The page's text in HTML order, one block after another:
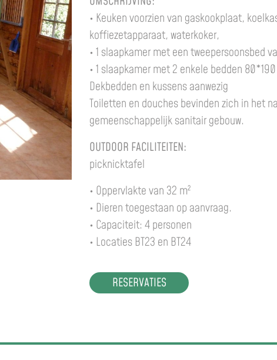
• Keuken voorzien van gaskookplaat,
koffiezetapparaat, waterkoker,
• 1 slaapkamer met een tweepersoonsbed
• 1 slaapkamer met 2 enkele bedden 80*190
Dekbedden en kussens aanwezig
Toiletten en douches bevinden zich in het
gemeenschappelijk sanitair gebouw.
OUTDOOR FACILITEITEN:
picknicktafel
• Oppervlakte van 32 m²
• Dieren toegestaan op aanvraag.
• Capaciteit: 4 personen
• Locaties BT23 en BT24
RESERVATIES